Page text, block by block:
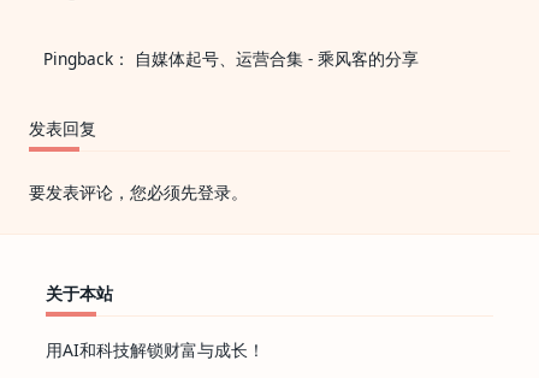
——
Pingback： 自媒体起号、运营合集 - 乘风客的分享
发表回复
要发表评论，您必须先登录。
关于本站
用AI和科技解锁财富与成长！